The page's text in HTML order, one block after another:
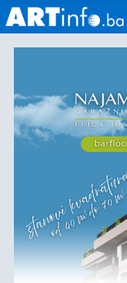
Vijesti
Sport
Crna
kronika
Politika